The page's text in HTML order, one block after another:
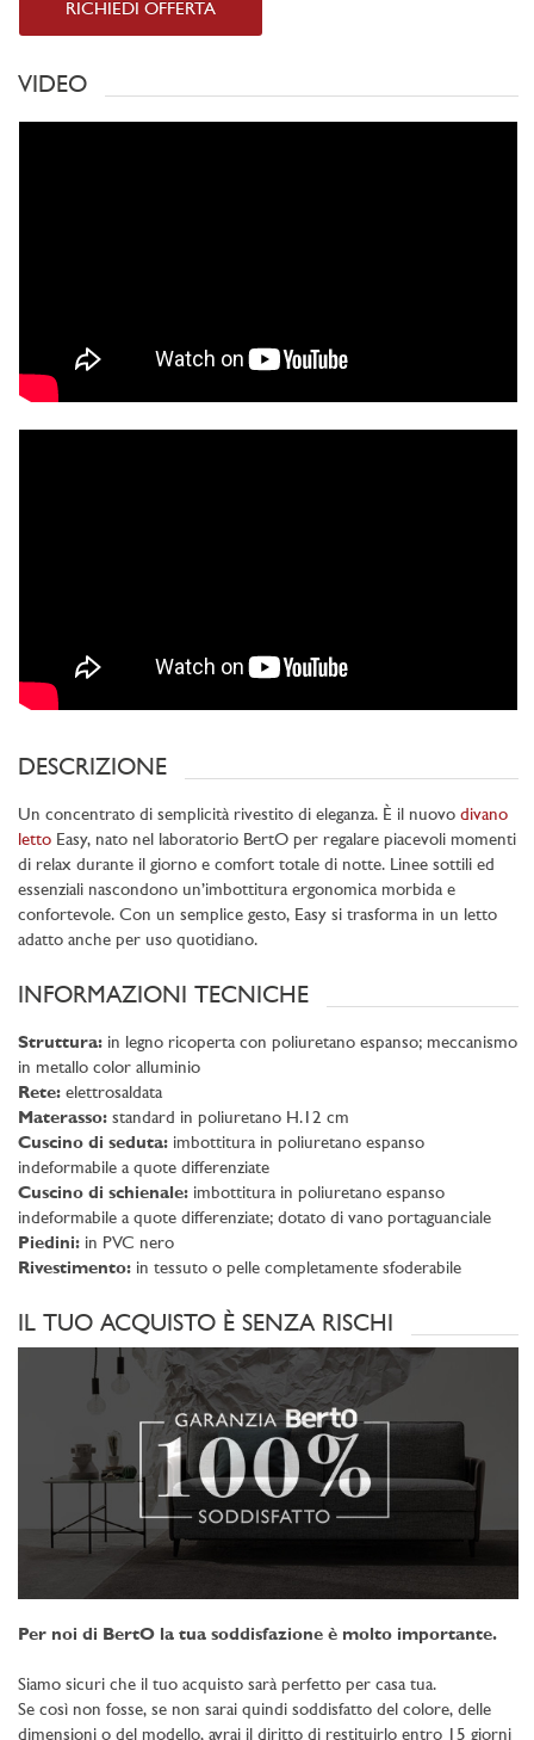
RICHIEDI OFFERTA
VIDEO
DESCRIZIONE
Un concentrato di semplicità rivestito di eleganza. È il nuovo divano
letto Easy, nato nel laboratorio BertO per regalare piacevoli momenti
di relax durante il giorno e comfort totale di notte. Linee sottili ed
essenziali nascondono un’imbottitura ergonomica morbida e
confortevole. Con un semplice gesto, Easy si trasforma in un letto
adatto anche per uso quotidiano.
INFORMAZIONI TECNICHE
Struttura: in legno ricoperta con poliuretano espanso; meccanismo
in metallo color alluminio
Rete: elettrosaldata
Materasso: standard in poliuretano H.12 cm
Cuscino di seduta: imbottitura in poliuretano espanso
indeformabile a quote differenziate
Cuscino di schienale: imbottitura in poliuretano espanso
indeformabile a quote differenziate; dotato di vano portaguanciale
Piedini: in PVC nero
Rivestimento: in tessuto o pelle completamente sfoderabile
IL TUO ACQUISTO È SENZA RISCHI
Per noi di BertO la tua soddisfazione è molto importante.
Siamo sicuri che il tuo acquisto sarà perfetto per casa tua.
Se così non fosse, se non sarai quindi soddisfatto del colore, delle
dimensioni o del modello, avrai il diritto di restituirlo entro 15 giorni